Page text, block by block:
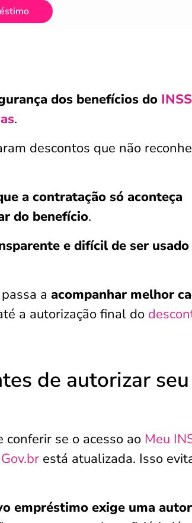
dos benefícios do INSS
.
descontos que não
a contratação só aconteça
do benefício.
edifícil de ser usado
a acompanhar melhor
a autorização final do
de autorizar seu
conferir se o acesso ao Meu
está atualizada. Isso
empréstimo exige uma